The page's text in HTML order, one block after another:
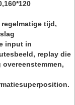
tijd,
input in
replay die